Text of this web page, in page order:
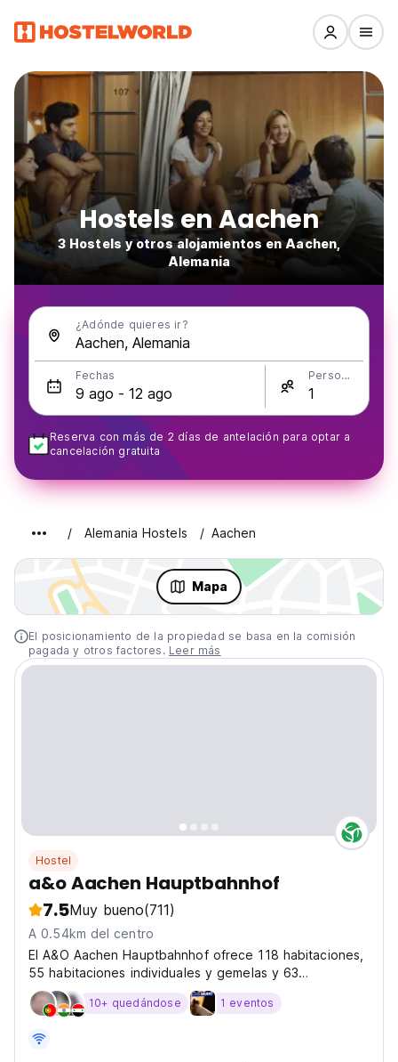
Hostels en Aachen
3 Hostels y otros alojamientos en Aachen,
Alemania
¿Adónde quieres ir?
Fechas Personas
Reserva con más de 2 días de antelación para optar a
cancelación gratuita
Alemania Hostels Aachen
Mapa
El posicionamiento de la propiedad se basa en la comisión
pagada y otros factores. Leer más
Hostel
a&o Aachen Hauptbahnhof
7.5Muy bueno(711)
A 0.54km del centro
El A&O Aachen Hauptbahnhof ofrece 118 habitaciones,
55 habitaciones individuales y gemelas y 63
habitaciones familiares.
10+ quedándose 1 eventos